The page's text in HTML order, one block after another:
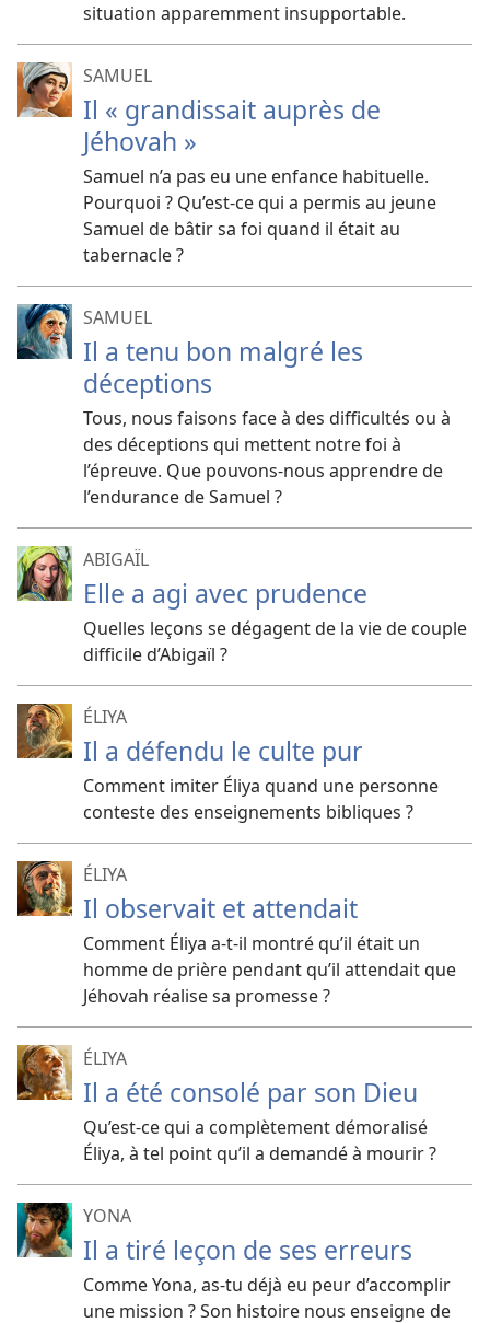
situation apparemment insupportable.
SAMUEL
Il « grandissait auprès de
Jéhovah »
Samuel n’a pas eu une enfance habituelle.
Pourquoi ? Qu’est-ce qui a permis au jeune
Samuel de bâtir sa foi quand il était au
tabernacle ?
SAMUEL
Il a tenu bon malgré les
déceptions
Tous, nous faisons face à des difficultés ou à
des déceptions qui mettent notre foi à
l’épreuve. Que pouvons-nous apprendre de
l’endurance de Samuel ?
ABIGAÏL
Elle a agi avec prudence
Quelles leçons se dégagent de la vie de couple
difficile d’Abigaïl ?
ÉLIYA
Il a défendu le culte pur
Comment imiter Éliya quand une personne
conteste des enseignements bibliques ?
ÉLIYA
Il observait et attendait
Comment Éliya a-t-il montré qu’il était un
homme de prière pendant qu’il attendait que
Jéhovah réalise sa promesse ?
ÉLIYA
Il a été consolé par son Dieu
Qu’est-ce qui a complètement démoralisé
Éliya, à tel point qu’il a demandé à mourir ?
YONA
Il a tiré leçon de ses erreurs
Comme Yona, as-tu déjà eu peur d’accomplir
une mission ? Son histoire nous enseigne de